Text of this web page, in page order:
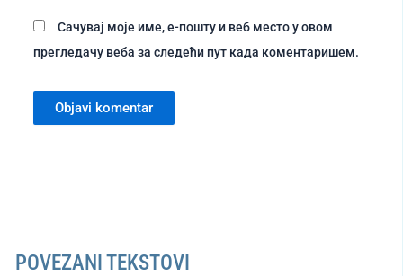
Сачувај моје име, е-пошту и веб место у овом
прегледачу веба за следећи пут када коментаришем.
POVEZANI TEKSTOVI